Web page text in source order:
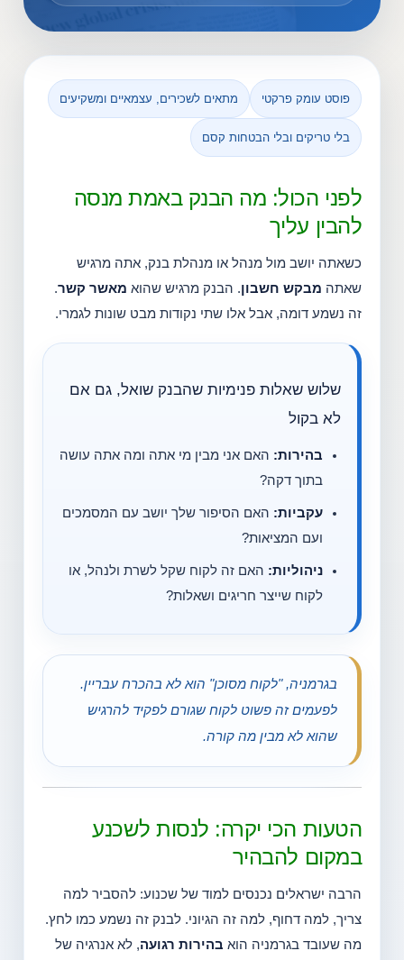
פוסט עומק פרקטי מתאים לשכירים, עצמאיים ומשקיעים
בלי טריקים ובלי הבטחות קסם
לפני הכול: מה הבנק באמת מנסה
להבין עליך
כשאתה יושב מול מנהל או מנהלת בנק, אתה מרגיש
שאתה מבקש חשבון. הבנק מרגיש שהוא מאשר קשר.
זה נשמע דומה, אבל אלו שתי נקודות מבט שונות לגמרי.
שלוש שאלות פנימיות שהבנק שואל, גם אם
לא בקול
בהירות: האם אני מבין מי אתה ומה אתה עושה
בתוך דקה?
עקביות: האם הסיפור שלך יושב עם המסמכים
ועם המציאות?
ניהוליות: האם זה לקוח שקל לשרת ולנהל, או
לקוח שייצר חריגים ושאלות?
בגרמניה, "לקוח מסוכן" הוא לא בהכרח עבריין.
לפעמים זה פשוט לקוח שגורם לפקיד להרגיש
שהוא לא מבין מה קורה.
הטעות הכי יקרה: לנסות לשכנע
במקום להבהיר
הרבה ישראלים נכנסים למוד של שכנוע: להסביר למה
צריך, למה דחוף, למה זה הגיוני. לבנק זה נשמע כמו לחץ.
מה שעובד בגרמניה הוא בהירות רגועה, לא אנרגיה של